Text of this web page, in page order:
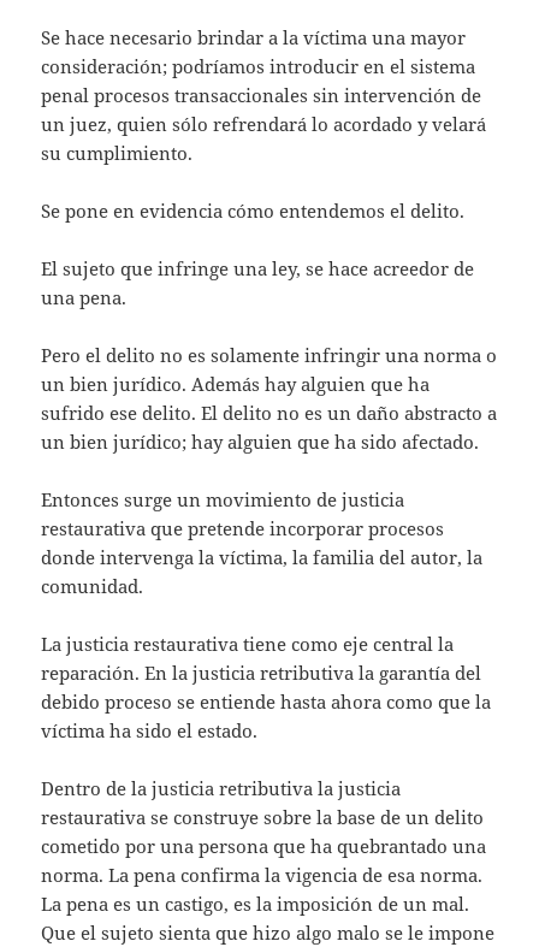
Se hace necesario brindar a la víctima una mayor
consideración; podríamos introducir en el sistema
penal procesos transaccionales sin intervención de
un juez, quien sólo refrendará lo acordado y velará
su cumplimiento.
Se pone en evidencia cómo entendemos el delito.
El sujeto que infringe una ley, se hace acreedor de
una pena.
Pero el delito no es solamente infringir una norma o
un bien jurídico. Además hay alguien que ha
sufrido ese delito. El delito no es un daño abstracto a
un bien jurídico; hay alguien que ha sido afectado.
Entonces surge un movimiento de justicia
restaurativa que pretende incorporar procesos
donde intervenga la víctima, la familia del autor, la
comunidad.
La justicia restaurativa tiene como eje central la
reparación. En la justicia retributiva la garantía del
debido proceso se entiende hasta ahora como que la
víctima ha sido el estado.
Dentro de la justicia retributiva la justicia
restaurativa se construye sobre la base de un delito
cometido por una persona que ha quebrantado una
norma. La pena confirma la vigencia de esa norma.
La pena es un castigo, es la imposición de un mal.
Que el sujeto sienta que hizo algo malo se le impone